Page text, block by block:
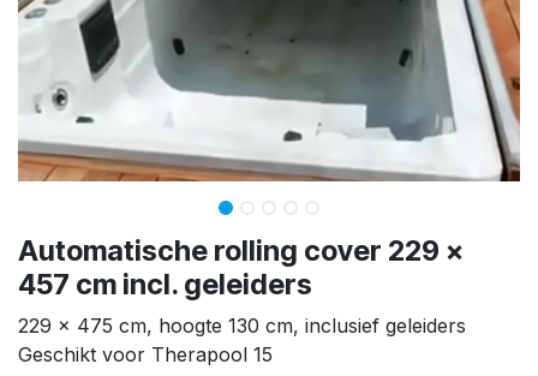
Automatische rolling cover 229 x
457 cm incl. geleiders
229 x 475 cm, hoogte 130 cm, inclusief geleiders
Geschikt voor Therapool 15